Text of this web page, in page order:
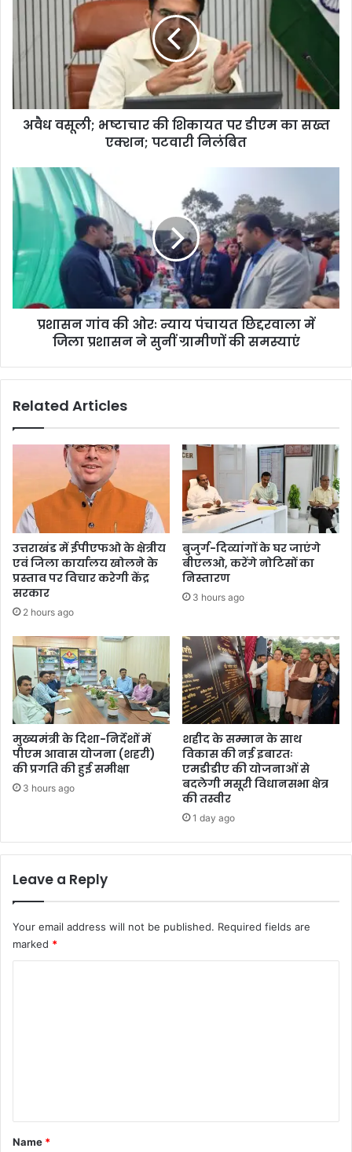
अवैध वसूली; भष्टाचार की शिकायत पर डीएम का सख्त
एक्शन; पटवारी निलंबित
प्रशासन गांव की ओरः न्याय पंचायत छिद्दरवाला में
जिला प्रशासन ने सुनीं ग्रामीणों की समस्याएं
Related Articles
उत्तराखंड में ईपीएफओ के क्षेत्रीय
एवं जिला कार्यालय खोलने के
प्रस्ताव पर विचार करेगी केंद्र
सरकार
2 hours ago
बुजुर्ग-दिव्यांगों के घर जाएंगे
बीएलओ, करेंगे नोटिसों का
निस्तारण
3 hours ago
मुख्यमंत्री के दिशा-निर्देशों में
पीएम आवास योजना (शहरी)
की प्रगति की हुई समीक्षा
3 hours ago
शहीद के सम्मान के साथ
विकास की नई इबारतः
एमडीडीए की योजनाओं से
बदलेगी मसूरी विधानसभा क्षेत्र
की तस्वीर
1 day ago
Leave a Reply
Your email address will not be published. Required fields are
marked *
*
Name *